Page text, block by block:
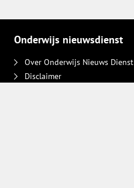
Onderwijs nieuwsdienst
Over Onderwijs Nieuws Dienst
Disclaimer